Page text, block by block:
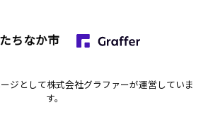
ちなか市
ジとして株式会社グラファーが運営していま
す。